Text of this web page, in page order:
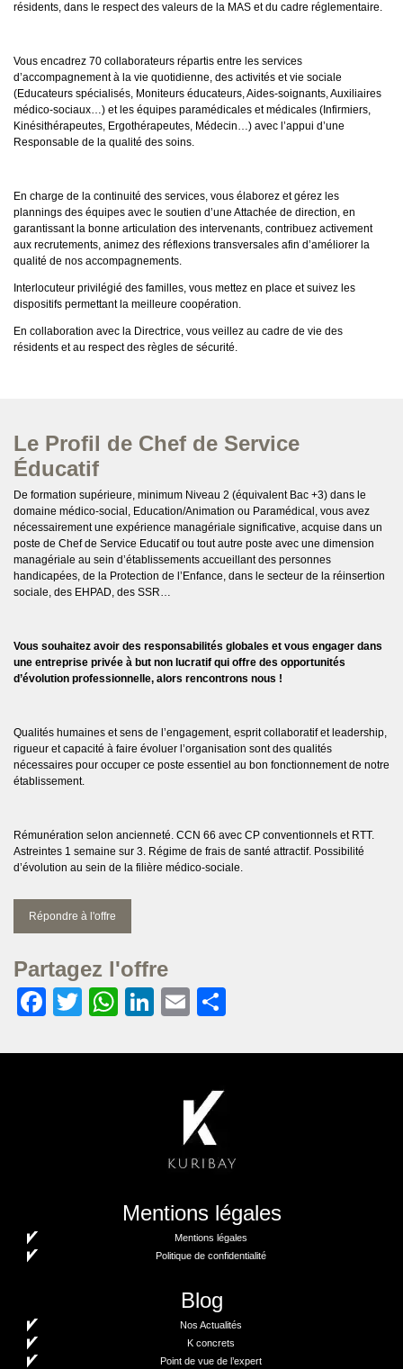
résidents, dans le respect des valeurs de la MAS et du cadre réglementaire.
Vous encadrez 70 collaborateurs répartis entre les services
d’accompagnement à la vie quotidienne, des activités et vie sociale
(Educateurs spécialisés, Moniteurs éducateurs, Aides-soignants, Auxiliaires
médico-sociaux…) et les équipes paramédicales et médicales (Infirmiers,
Kinésithérapeutes, Ergothérapeutes, Médecin…) avec l’appui d’une
Responsable de la qualité des soins.
En charge de la continuité des services, vous élaborez et gérez les
plannings des équipes avec le soutien d’une Attachée de direction, en
garantissant la bonne articulation des intervenants, contribuez activement
aux recrutements, animez des réflexions transversales afin d’améliorer la
qualité de nos accompagnements.
Interlocuteur privilégié des familles, vous mettez en place et suivez les
dispositifs permettant la meilleure coopération.
En collaboration avec la Directrice, vous veillez au cadre de vie des
résidents et au respect des règles de sécurité.
Le Profil de Chef de Service
Éducatif
De formation supérieure, minimum Niveau 2 (équivalent Bac +3) dans le
domaine médico-social, Education/Animation ou Paramédical, vous avez
nécessairement une expérience managériale significative, acquise dans un
poste de Chef de Service Educatif ou tout autre poste avec une dimension
managériale au sein d’établissements accueillant des personnes
handicapées, de la Protection de l’Enfance, dans le secteur de la réinsertion
sociale, des EHPAD, des SSR…
Vous souhaitez avoir des responsabilités globales et vous engager dans
une entreprise privée à but non lucratif qui offre des opportunités
d’évolution professionnelle, alors rencontrons nous !
Qualités humaines et sens de l’engagement, esprit collaboratif et leadership,
rigueur et capacité à faire évoluer l’organisation sont des qualités
nécessaires pour occuper ce poste essentiel au bon fonctionnement de notre
établissement.
Rémunération selon ancienneté. CCN 66 avec CP conventionnels et RTT.
Astreintes 1 semaine sur 3. Régime de frais de santé attractif. Possibilité
d’évolution au sein de la filière médico-sociale.
Répondre à l'offre
Partagez l'offre
Facebook
TwitterWhatsApp
LinkedIn
Email
Mentions légales
Mentions légales
Politique de confidentialité
Blog
Nos Actualités
K concrets
Point de vue de l’expert